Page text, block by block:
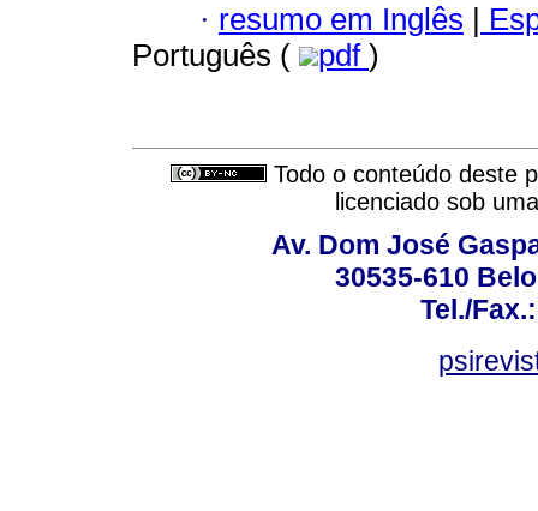
· resumo em Inglês |
Português (
pdf )
Todo o conteúdo deste
licenciado sob
Av. Dom José
30535-610
Tel./